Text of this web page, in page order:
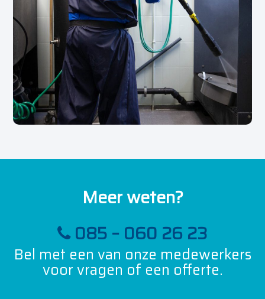
Meer weten?
085 – 060 26 23
Bel met een van onze medewerkers
voor vragen of een offerte.